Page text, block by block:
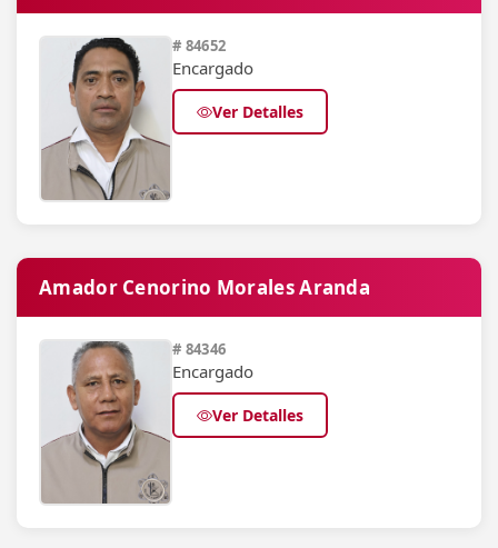
# 84652
Encargado
Ver Detalles
Amador Cenorino Morales Aranda
# 84346
Encargado
Ver Detalles